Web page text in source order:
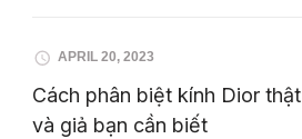
APRIL 20, 2023
Cách phân biệt kính Dior thật
và giả bạn cần biết